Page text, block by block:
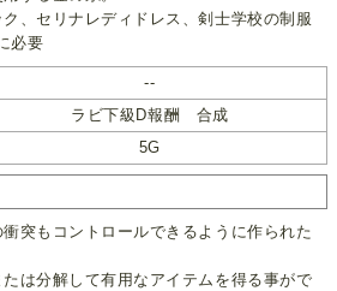
、セリナレディドレス、剣士学校の制服
必要
--
ラビ下級D報酬 合成
5G
突もコントロールできるように作られた
は分解して有用なアイテムを得る事がで